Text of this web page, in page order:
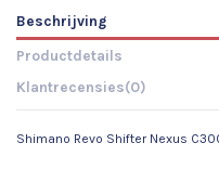
Beschrijving
Productdetails
Klantrecensies(0)
Shimano Revo Shifter Nexus